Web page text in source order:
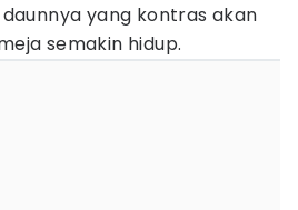
yang kontras akan
semakin hidup.